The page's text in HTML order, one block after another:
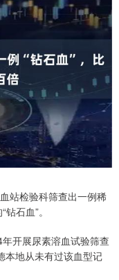
站检验科筛查出一例稀
石血”。
开展尿素溶血试验筛查
本地从未有过该血型记